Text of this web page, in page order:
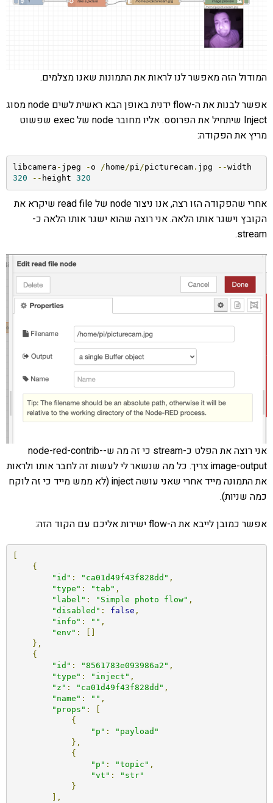
המודול הזה מאפשר לנו לראות את התמונות שאנו מצלמים.
אפשר לבנות את ה-flow ידנית באופן הבא ראשית לשים node מסוג
Inject שיתחיל את הפרוסס. אליו מחובר node של exec שפשוט
מריץ את הפקודה:
libcamera - jpeg - o / home/pi/picturecam. jpg --
320
-- height 320
אחרי שהפקודה הזו רצה, אנו ניצור node של read file שיקרא את
הקובץ וישגר אותו הלאה. אני רוצה שהוא ישגר אותו הלאה כ-
stream.
אני רוצה את הפלט כ-stream כי זה מה ש-node-red-contrib-
image-output צריך. כל מה שנשאר לי לעשות זה לחבר אותו ולראות
את התמונה מייד אחרי שאני עושה inject (לא ממש מייד כי זה לוקח
כמה שניות).
אפשר כמובן לייבא את ה-flow ישירות אליכם עם הקוד הזה:
{
"id" : "ca01d49f43f828dd" ,
"type" : "tab" ,
"label" : "Simple photo flow" ,
"disabled" : false ,
"info" : "" ,
"env" :
},
{
"id" : "8561783e093986a2" ,
"type" : "inject" ,
"z" : "ca01d49f43f828dd" ,
"name" : "" ,
"props" :
{
"p" :
"payload"
},
{
"p" : "topic" ,
"vt" :
"str"
}
],